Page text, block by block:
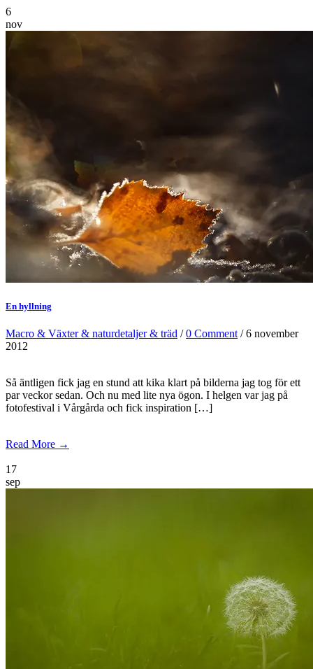
6
nov
En hyllning
Macro & Växter & naturdetaljer & träd /0 Comment / 6 november
2012
Så äntligen fick jag en stund att kika klart på bilderna jag tog för ett
par veckor sedan. Och nu med lite nya ögon. I helgen var jag på
fotofestival i Vårgårda och fick inspiration […]
Read More →
17
sep